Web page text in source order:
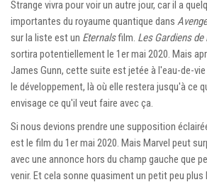
Strange vivra pour voir un autre jour, car il a
importantes du royaume quantique dans
sur la liste est un Eternalsfilm. Les Gardiens
sortira potentiellement le 1er mai 2020. Mais
James Gunn, cette suite est jetée à l'eau-de-
le développement, là où elle restera jusqu'à ce
envisage ce qu'il veut faire avec ça.
Si nous devions prendre une supposition
est le film du 1er mai 2020. Mais Marvel peut
avec une annonce hors du champ gauche que
venir. Et cela sonne quasiment un petit peu